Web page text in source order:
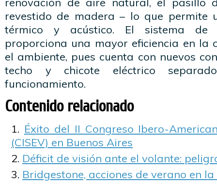
revestido de madera – lo que permite
térmico y acústico. El sistema de
proporciona una mayor eficiencia en la
el ambiente, pues cuenta con nuevos
techo y chicote eléctrico
funcionamiento.
Contenido relacionado
Éxito del II Congreso Ibero-
(CISEV) en Buenos Aires
Déficit de visión ante el volante:
Bridgestone, acciones de verano en